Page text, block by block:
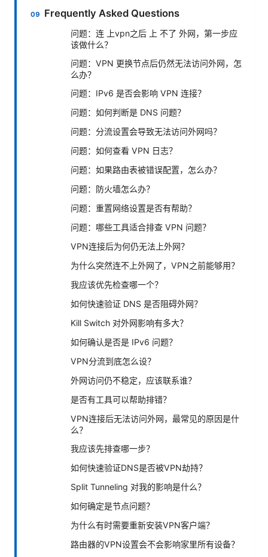
Frequently Asked Questions
问题：连 上vpn之后 上 不了 外网，第一步应
该做什么？
问题：VPN 更换节点后仍然无法访问外网，怎
么办？
问题：IPv6 是否会影响 VPN 连接？
问题：如何判断是 DNS 问题？
问题：分流设置会导致无法访问外网吗？
问题：如何查看 VPN 日志？
问题：如果路由表被错误配置，怎么办？
问题：防火墙怎么办？
问题：重置网络设置是否有帮助？
问题：哪些工具适合排查 VPN 问题？
VPN连接后为何仍无法上外网？
为什么突然连不上外网了，VPN之前能够用？
我应该优先检查哪一个？
如何快速验证 DNS 是否阻碍外网？
Kill Switch 对外网影响有多大？
如何确认是否是 IPv6 问题？
VPN分流到底怎么设？
外网访问仍不稳定，应该联系谁？
是否有工具可以帮助排错？
VPN连接后无法访问外网，最常见的原因是什
么？
我应该先排查哪一步？
如何快速验证DNS是否被VPN劫持？
Split Tunneling 对我的影响是什么？
如何确定是节点问题？
为什么有时需要重新安装VPN客户端？
路由器的VPN设置会不会影响家里所有设备？